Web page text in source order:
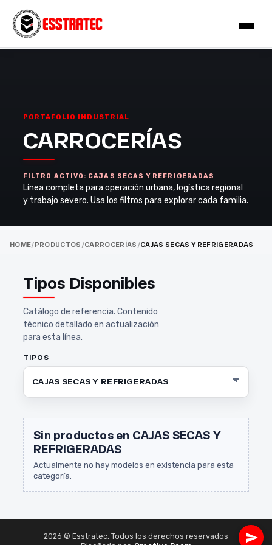
PORTAFOLIO INDUSTRIAL
CARROCERÍAS
FILTRO ACTIVO: CAJAS SECAS Y REFRIGERADAS
Línea completa para operación urbana, logística regional
y trabajo severo. Usa los filtros para explorar cada familia.
HOME/PRODUCTOS /CARROCERÍAS /CAJAS SECAS Y REFRIGERADAS
Tipos Disponibles
Catálogo de referencia. Contenido
técnico detallado en actualización
para esta línea.
TIPOS
Sin productos en CAJAS SECAS Y
REFRIGERADAS
Actualmente no hay modelos en existencia para esta
categoría.
2026 © Esstratec. Todos los derechos reservados